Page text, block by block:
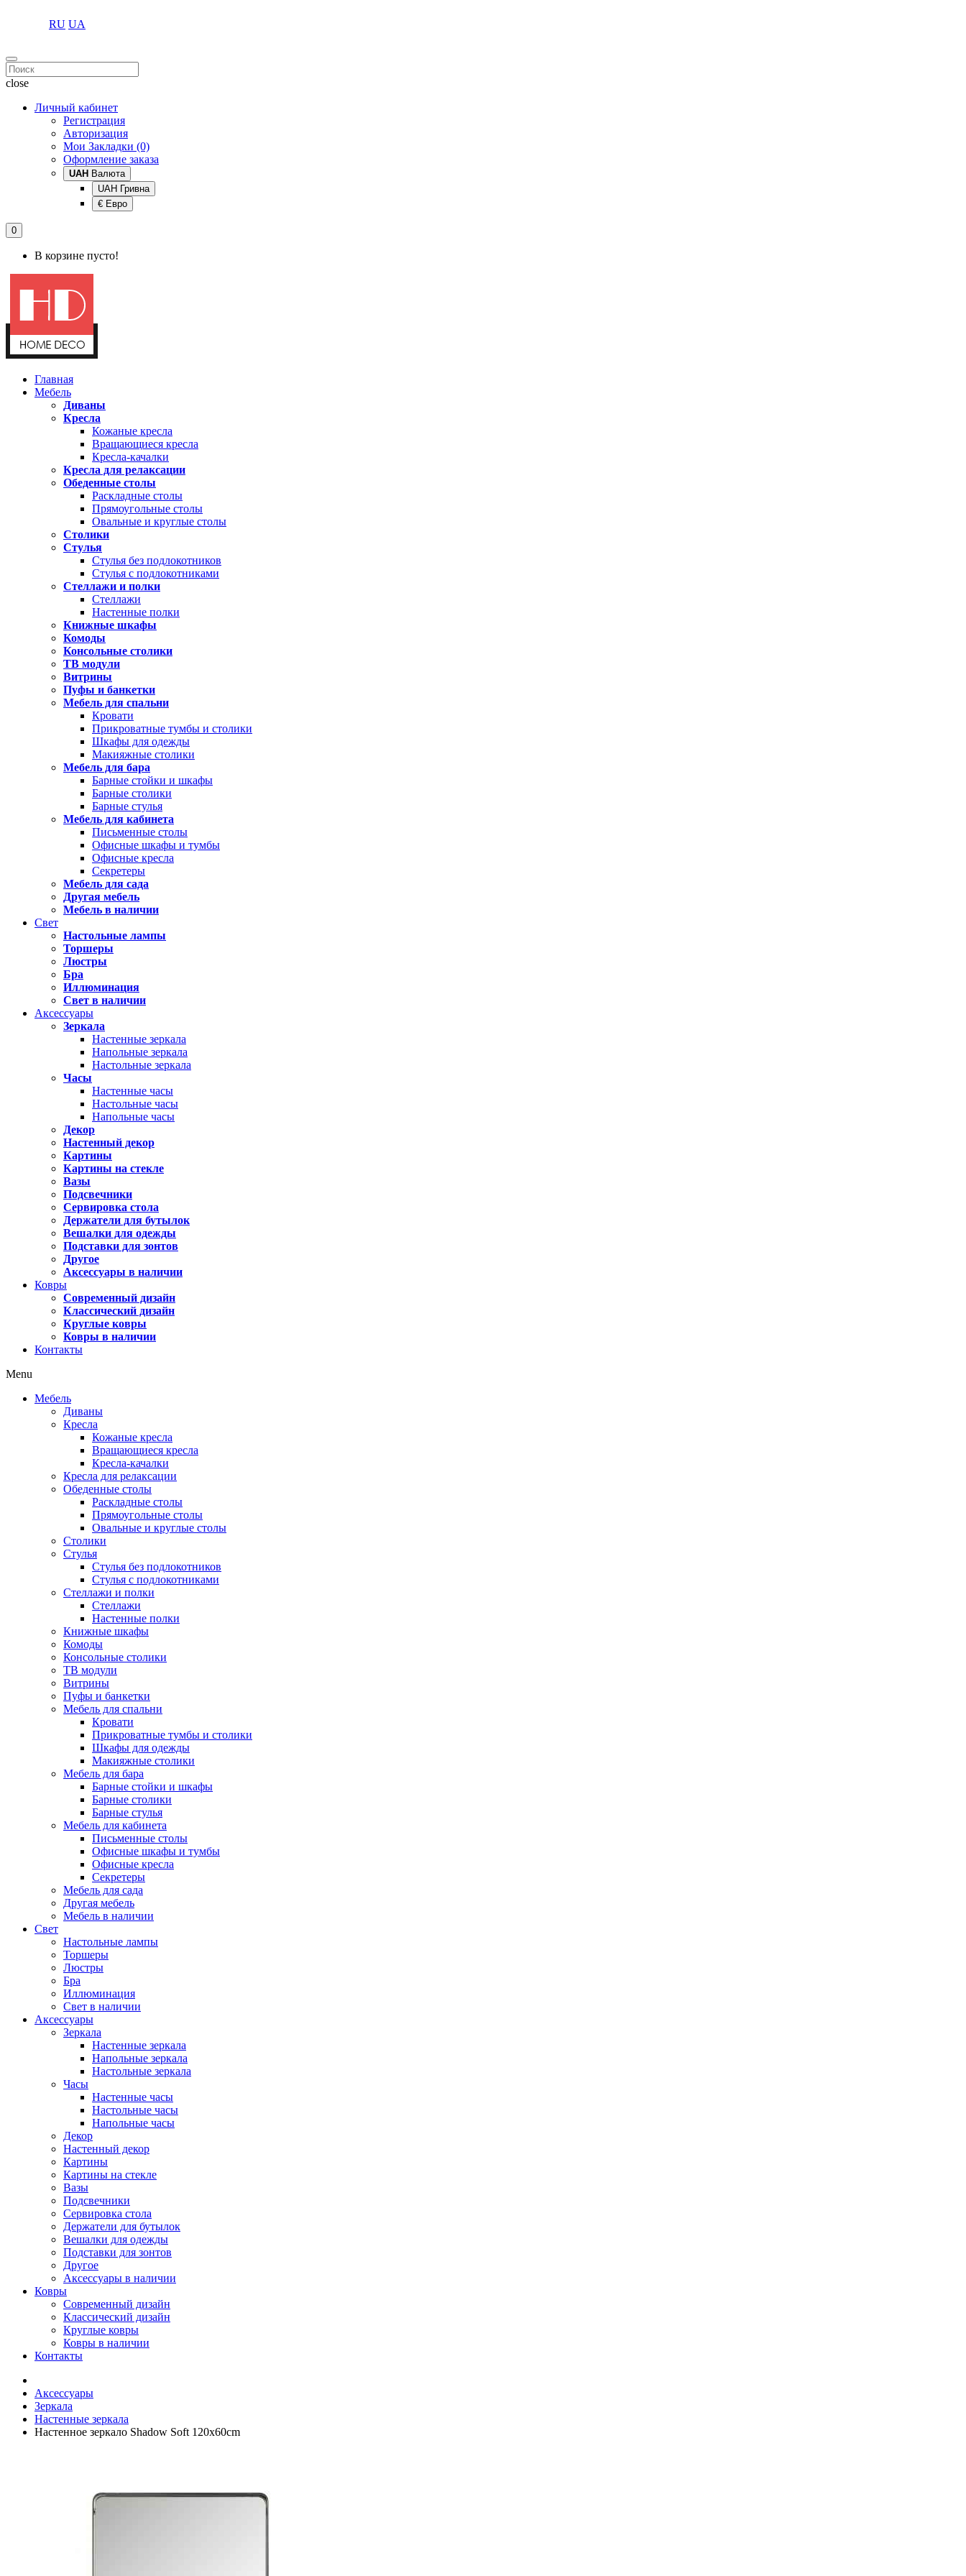
RU UA
close
Личный кабинет
Регистрация
Авторизация
Мои Закладки (0)
Оформление заказа
UAH Валюта
UAH Гривна
€ Евро
0
В корзине пусто!
Главная
Мебель
Диваны
Кресла
Кожаные кресла
Вращающиеся кресла
Кресла-качалки
Кресла для релаксации
Обеденные столы
Раскладные столы
Прямоугольные столы
Овальные и круглые столы
Столики
Стулья
Стулья без подлокотников
Стулья с подлокотниками
Стеллажи и полки
Стеллажи
Настенные полки
Книжные шкафы
Комоды
Консольные столики
ТВ модули
Витрины
Пуфы и банкетки
Мебель для спальни
Кровати
Прикроватные тумбы и столики
Шкафы для одежды
Макияжные столики
Мебель для бара
Барные стойки и шкафы
Барные столики
Барные стулья
Мебель для кабинета
Письменные столы
Офисные шкафы и тумбы
Офисные кресла
Секретеры
Мебель для сада
Другая мебель
Мебель в наличии
Свет
Настольные лампы
Торшеры
Люстры
Бра
Иллюминация
Свет в наличии
Аксессуары
Зеркала
Настенные зеркала
Напольные зеркала
Настольные зеркала
Часы
Настенные часы
Настольные часы
Напольные часы
Декор
Настенный декор
Картины
Картины на стекле
Вазы
Подсвечники
Сервировка стола
Держатели для бутылок
Вешалки для одежды
Подставки для зонтов
Другое
Аксессуары в наличии
Ковры
Современный дизайн
Классический дизайн
Круглые ковры
Ковры в наличии
Контакты
Menu
Мебель
Диваны
Кресла
Кожаные кресла
Вращающиеся кресла
Кресла-качалки
Кресла для релаксации
Обеденные столы
Раскладные столы
Прямоугольные столы
Овальные и круглые столы
Столики
Стулья
Стулья без подлокотников
Стулья с подлокотниками
Стеллажи и полки
Стеллажи
Настенные полки
Книжные шкафы
Комоды
Консольные столики
ТВ модули
Витрины
Пуфы и банкетки
Мебель для спальни
Кровати
Прикроватные тумбы и столики
Шкафы для одежды
Макияжные столики
Мебель для бара
Барные стойки и шкафы
Барные столики
Барные стулья
Мебель для кабинета
Письменные столы
Офисные шкафы и тумбы
Офисные кресла
Секретеры
Мебель для сада
Другая мебель
Мебель в наличии
Свет
Настольные лампы
Торшеры
Люстры
Бра
Иллюминация
Свет в наличии
Аксессуары
Зеркала
Настенные зеркала
Напольные зеркала
Настольные зеркала
Часы
Настенные часы
Настольные часы
Напольные часы
Декор
Настенный декор
Картины
Картины на стекле
Вазы
Подсвечники
Сервировка стола
Держатели для бутылок
Вешалки для одежды
Подставки для зонтов
Другое
Аксессуары в наличии
Ковры
Современный дизайн
Классический дизайн
Круглые ковры
Ковры в наличии
Контакты
Аксессуары
Зеркала
Настенные зеркала
Настенное зеркало Shadow Soft 120x60cm